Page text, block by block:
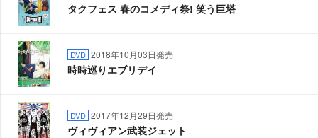
タクフェス 春のコメディ祭! 笑う巨塔
DVD 2018年10月03日発売
時時巡りエブリデイ
DVD 2017年12月29日発売
ヴィヴィアン武装ジェット